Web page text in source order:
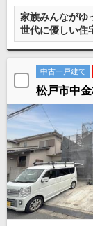
家族みんながゆ
世代に優しい住
中古一戸建て
松戸市中
お問い合わせ
プライバシーポ
物件検索
新築一戸建
エリアから探す
路線から探す
中古一戸建
エリアから探す
路線から探す
マンション